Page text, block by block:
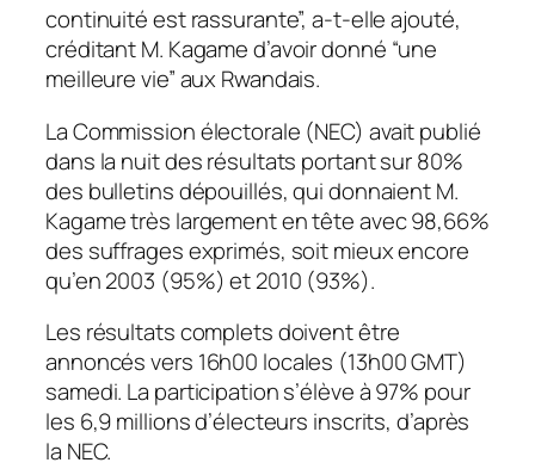
continuité est rassurante”, a-t-elle ajouté,
créditant M. Kagame d’avoir donné “une
meilleure vie” aux Rwandais.
La Commission électorale (NEC) avait publié
dans la nuit des résultats portant sur 80%
des bulletins dépouillés, qui donnaient M.
Kagame très largement en tête avec 98,66%
des suffrages exprimés, soit mieux encore
qu’en 2003 (95%) et 2010 (93%).
Les résultats complets doivent être
annoncés vers 16h00 locales (13h00 GMT)
samedi. La participation s’élève à 97% pour
les 6,9 millions d’électeurs inscrits, d’après
la NEC.